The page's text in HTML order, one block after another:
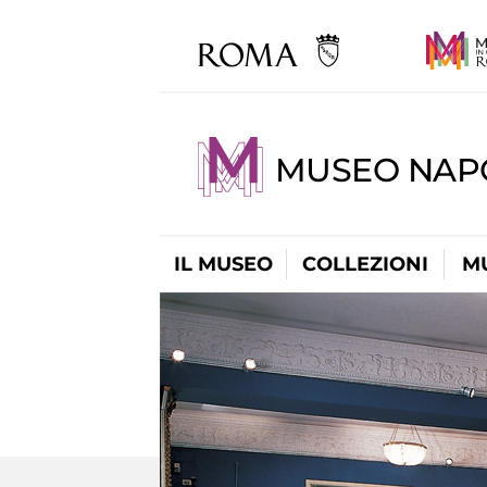
MUSEO
IL MUSEO COLLEZIONI